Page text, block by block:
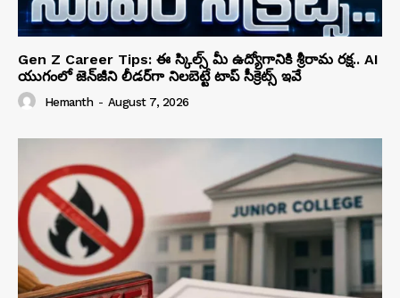
Gen Z Career Tips: ఈ స్కిల్స్ మీ ఉద్యోగానికి శ్రీరామ రక్ష.. AI
యుగంలో జెన్‌జీని లీడర్‌గా నిలబెట్టే టాప్ సీక్రెట్స్ ఇవే
Hemanth - August 7, 2026